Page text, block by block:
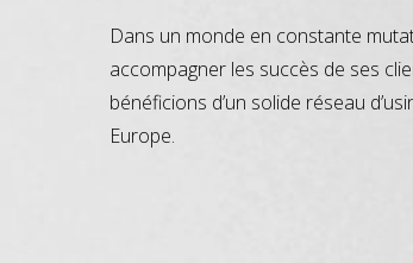
Dans un monde en constante
accompagner les succès de ses
bénéficions d’un solide réseau
Europe.